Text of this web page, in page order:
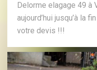
Delorme elagage 49 à
aujourd’hui jusqu’à la
votre devis !!!